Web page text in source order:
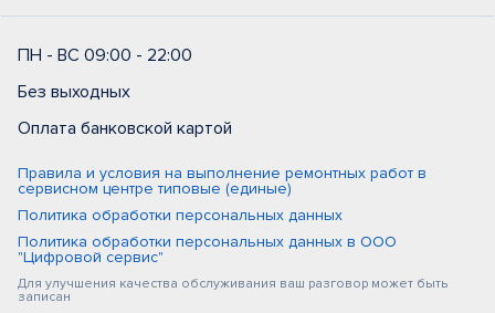
ПН - ВС 09:00 - 22:00
Без выходных
Оплата банковской картой
Правила и условия на выполнение ремонтных работ в
сервисном центре типовые (единые)
Политика обработки персональных данных
Политика обработки персональных данных в ООО
"Цифровой сервис"
Для улучшения качества обслуживания ваш разговор может быть
записан